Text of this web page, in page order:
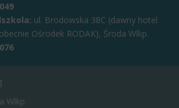
ul. Brodowska 38C (dawny hotel
Ośrodek RODAK), Środa Wlkp.
Wlkp.